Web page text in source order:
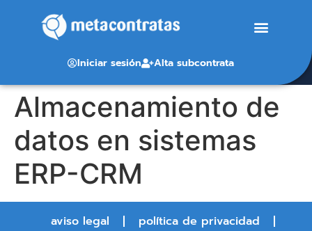
Iniciar sesión Alta subcontrata
Almacenamiento de
datos en sistemas
ERP-CRM
aviso legal
política de privacidad